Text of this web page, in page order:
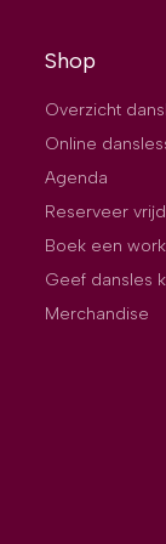
Shop
Overzicht
Online
Agenda
Reserveer
Boek een
Geef dansles
Merchandise